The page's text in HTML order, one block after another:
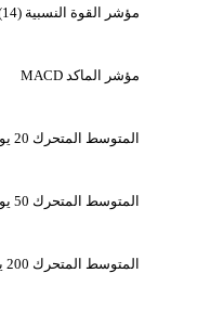
مؤشر القوة النسبية RSI (14)
مؤشر الماكد MACD
المتوسط المتحرك 20 يوم
المتوسط المتحرك 50 يوم
المتوسط المتحرك 200 يوم